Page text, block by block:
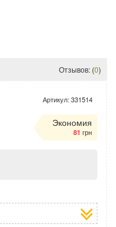
Отзывов: (0)
Артикул: 331514
Экономия
81 грн